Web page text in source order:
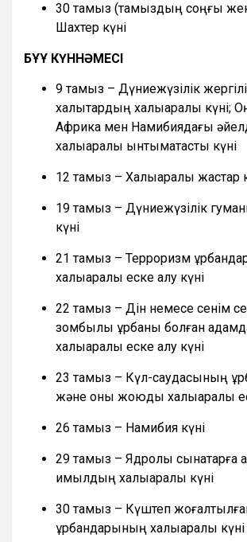
30 тамыз (тамыздың соңғы
Шахтер күні
БҰҰ КҮННӘМЕСІ
9 тамыз – Дүниежүзілік
халықтардың халықаралық күні;
Африка мен Намибиядағы
халықаралық ынтымақтастық күні
12 тамыз – Халықаралық жастар
19 тамыз – Дүниежүзілік
күні
21 тамыз – Терроризм
халықаралық еске алу күні
22 тамыз – Дін немесе сенім
зомбылық құрбаны болған
халықаралық еске алу күні
23 тамыз – Күл-саудасының
және оны жоюды халықаралық
26 тамыз – Намибия күні
29 тамыз – Ядролық сынақтарға
қимылдың халықаралық күні
30 тамыз – Күштеп
құрбандарының халықаралық күні